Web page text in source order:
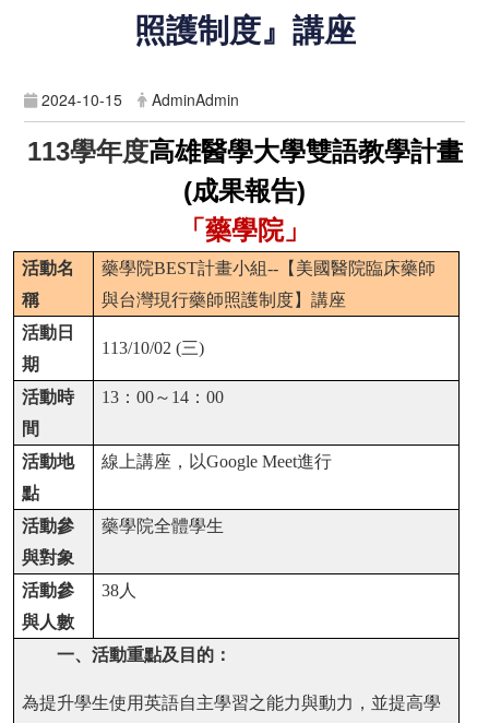
照護制度』講座
2024-10-15 AdminAdmin
113學年度高雄醫學大學雙語教學計畫
(成果報告)
「藥學院」
活動名
稱
藥學院BEST計畫小組-- 【美國醫院臨床藥師
與台灣現行藥師照護制度】講座
活動日
期
113/10/02 (三)
活動時
間
13 ：00～ 14 ：00
活動地
點
線上講座，以Google Meet進行
活動參
與對象
藥學院全體學生
活動參
與人數
38 人
一、活動重點及目的：
為提升學生使用英語自主學習之能力與動力，並提高學